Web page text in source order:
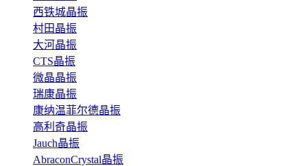
西铁城晶振
村田晶振
大河晶振
CTS晶振
微晶晶振
瑞康晶振
康纳温菲尔德晶振
高利奇晶振
Jauch晶振
AbraconCrystal晶振